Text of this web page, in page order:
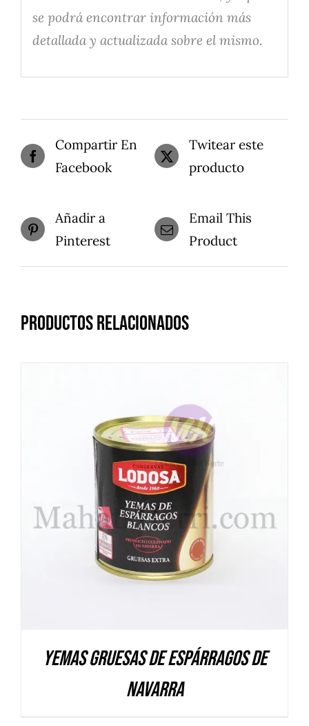
se podrá encontrar información más
detallada y actualizada sobre el mismo.
Compartir En
Facebook
Twitear este
producto
Añadir a
Pinterest
Email This
Product
Productos relacionados
DETALLES
Yemas gruesas de Espárragos de
Navarra